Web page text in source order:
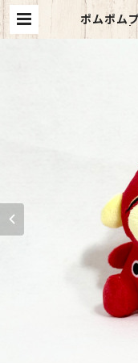
ポムポム
スコッ